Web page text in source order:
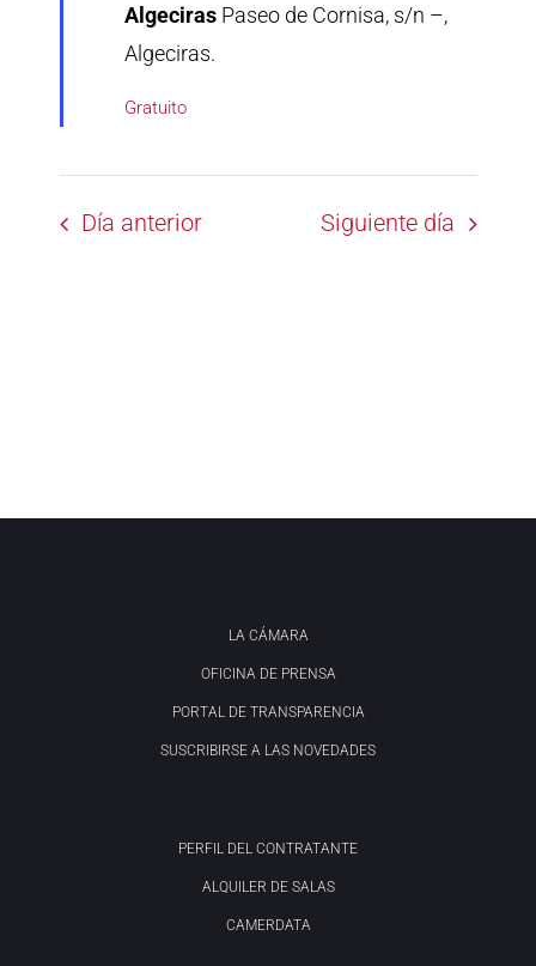
Algeciras Paseo de Cornisa, s/n –,
Algeciras.
Gratuito
Día anterior Siguiente día
LA CÁMARA
OFICINA DE PRENSA
PORTAL DE TRANSPARENCIA
SUSCRIBIRSE A LAS NOVEDADES
PERFIL DEL CONTRATANTE
ALQUILER DE SALAS
CAMERDATA